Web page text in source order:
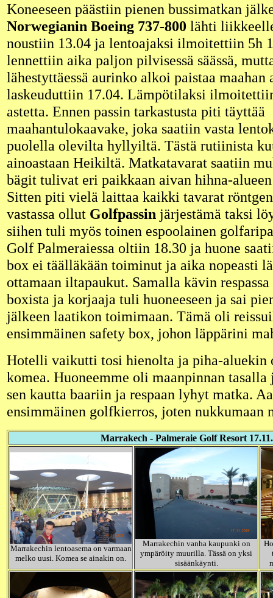
Koneeseen päästiin pienen bussimatkan
Norwegianin Boeing 737-800 lähti
noustiin 13.04 ja lentoajaksi ilmoitettiin 5h
lennettiin aika paljon pilvisessä säässä,
lähestyttäessä aurinko alkoi paistaa maahan
laskeuduttiin 17.04. Lämpötilaksi
astetta. Ennen passin tarkastusta piti täyttää
maahantulokaavake, joka saatiin vasta
puolella olevilta hyllyiltä. Tästä rutiinista
ainoastaan Heikiltä. Matkatavarat saatiin
bägit tulivat eri paikkaan aivan hihna-alueen
Sitten piti vielä laittaa kaikki tavarat
vastassa ollut Golfpassin järjestämä taksi
siihen tuli myös toinen espoolainen
Golf Palmeraiessa oltiin 18.30 ja huone
box ei täälläkään toiminut ja aika nopeasti
ottamaan iltapaukut. Samalla kävin
boxista ja korjaaja tuli huoneeseen ja sai
jälkeen laatikon toimimaan. Tämä oli
ensimmäinen safety box, johon läppärini
Hotelli vaikutti tosi hienolta ja piha-aluekin
komea. Huoneemme oli maanpinnan
sen kautta baariin ja respaan lyhyt matka.
ensimmäinen golfkierros, joten nukkumaan
Marrakech - Palmeraie Golf Resort
Marrakechin lentoasema on varmaan
melko uusi. Komea se ainakin on.
Marrakechin vanha kaupunki on
ympäröity muurilla. Tässä on yksi
sisäänkäynti.